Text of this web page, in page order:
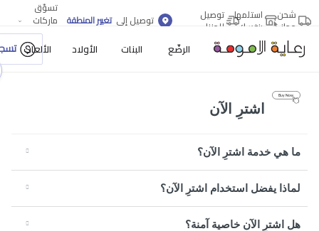
شحن
مجاني
استلمها
بنفسك
توصيل
للمنزل توصيل إلى تغيير المنطقة
تسوّق
ماركات
الرضّع البنات الأولاد الألعاب
اشترِ الآن
ما هي خدمة اشترِ الآن؟
لماذا يفضل استخدام اشترِ الآن؟
هل اشترِ الآن خاصية آمنة؟